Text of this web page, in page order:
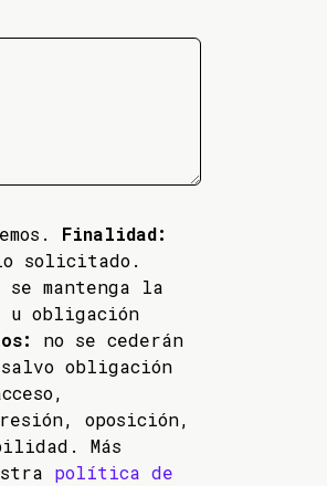
Finalidad:
solicitado.
se mantenga la
u obligación
no se cederán
obligación
oposición,
Más
política de